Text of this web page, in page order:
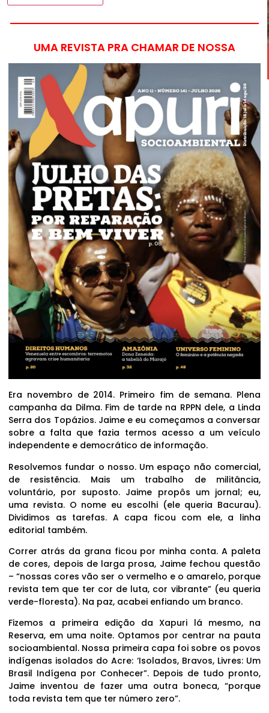
UMA REVISTA PRA CHAMAR DE NOSSA
Era novembro de 2014. Primeiro fim de semana. Plena
campanha da Dilma. Fim de tarde na RPPN dele, a Linda
Serra dos Topázios. Jaime e eu começamos a conversar
sobre a falta que fazia termos acesso a um veículo
independente e democrático de informação.
Resolvemos fundar o nosso. Um espaço não comercial,
de resistência. Mais um trabalho de militância,
voluntário, por suposto. Jaime propôs um jornal; eu,
uma revista. O nome eu escolhi (ele queria Bacurau).
Dividimos as tarefas. A capa ficou com ele, a linha
editorial também.
Correr atrás da grana ficou por minha conta. A paleta
de cores, depois de larga prosa, Jaime fechou questão
– “nossas cores vão ser o vermelho e o amarelo, porque
revista tem que ter cor de luta, cor vibrante” (eu queria
verde-floresta). Na paz, acabei enfiando um branco.
Fizemos a primeira edição da Xapuri lá mesmo, na
Reserva, em uma noite. Optamos por centrar na pauta
socioambiental. Nossa primeira capa foi sobre os povos
indígenas isolados do Acre: ‘Isolados, Bravos, Livres: Um
Brasil Indígena por Conhecer”. Depois de tudo pronto,
Jaime inventou de fazer uma outra boneca, “porque
toda revista tem que ter número zero”.